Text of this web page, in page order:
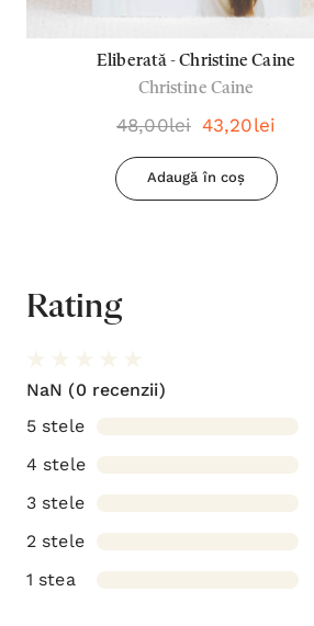
Eliberată - Christine Caine
Christine Caine
48,00lei 43,20lei
Adaugă în coș
Rating
NaN (0 recenzii)
5 stele
4 stele
3 stele
2 stele
1 stea